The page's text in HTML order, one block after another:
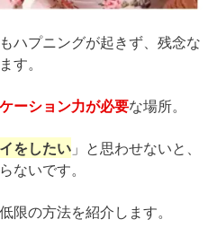
ハプニングが起きず、残念な
す。
ーション力が必要な場所。
をしたい 」と思わせないと、
ないです。
限の方法を紹介します。